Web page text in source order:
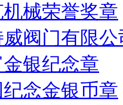
机械荣誉奖章
阀门有限
银纪念章
念金银币章